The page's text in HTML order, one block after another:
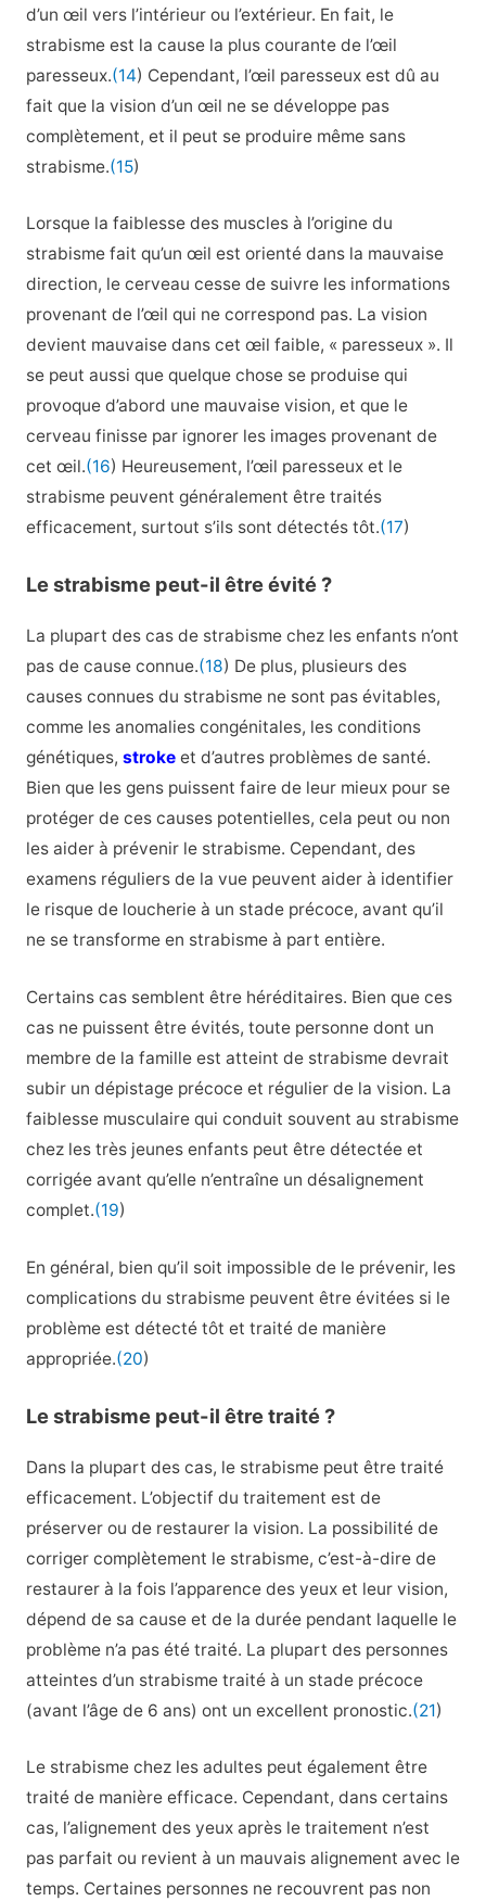
d’un œil vers l’intérieur ou l’extérieur. En fait, le
strabisme est la cause la plus courante de l’œil
paresseux.(14) Cependant, l’œil paresseux est dû au
fait que la vision d’un œil ne se développe pas
complètement, et il peut se produire même sans
strabisme.(15)
Lorsque la faiblesse des muscles à l’origine du
strabisme fait qu’un œil est orienté dans la mauvaise
direction, le cerveau cesse de suivre les informations
provenant de l’œil qui ne correspond pas. La vision
devient mauvaise dans cet œil faible, « paresseux ». Il
se peut aussi que quelque chose se produise qui
provoque d’abord une mauvaise vision, et que le
cerveau finisse par ignorer les images provenant de
cet œil.(16) Heureusement, l’œil paresseux et le
strabisme peuvent généralement être traités
efficacement, surtout s’ils sont détectés tôt.(17)
Le strabisme peut-il être évité ?
La plupart des cas de strabisme chez les enfants n’ont
pas de cause connue.(18) De plus, plusieurs des
causes connues du strabisme ne sont pas évitables,
comme les anomalies congénitales, les conditions
génétiques, strokeet d’autres problèmes de santé.
Bien que les gens puissent faire de leur mieux pour se
protéger de ces causes potentielles, cela peut ou non
les aider à prévenir le strabisme. Cependant, des
examens réguliers de la vue peuvent aider à identifier
le risque de loucherie à un stade précoce, avant qu’il
ne se transforme en strabisme à part entière.
Certains cas semblent être héréditaires. Bien que ces
cas ne puissent être évités, toute personne dont un
membre de la famille est atteint de strabisme devrait
subir un dépistage précoce et régulier de la vision. La
faiblesse musculaire qui conduit souvent au strabisme
chez les très jeunes enfants peut être détectée et
corrigée avant qu’elle n’entraîne un désalignement
complet.(19)
En général, bien qu’il soit impossible de le prévenir, les
complications du strabisme peuvent être évitées si le
problème est détecté tôt et traité de manière
appropriée.(20)
Le strabisme peut-il être traité ?
Dans la plupart des cas, le strabisme peut être traité
efficacement. L’objectif du traitement est de
préserver ou de restaurer la vision. La possibilité de
corriger complètement le strabisme, c’est-à-dire de
restaurer à la fois l’apparence des yeux et leur vision,
dépend de sa cause et de la durée pendant laquelle le
problème n’a pas été traité. La plupart des personnes
atteintes d’un strabisme traité à un stade précoce
(avant l’âge de 6 ans) ont un excellent pronostic.(21)
Le strabisme chez les adultes peut également être
traité de manière efficace. Cependant, dans certains
cas, l’alignement des yeux après le traitement n’est
pas parfait ou revient à un mauvais alignement avec le
temps. Certaines personnes ne recouvrent pas non